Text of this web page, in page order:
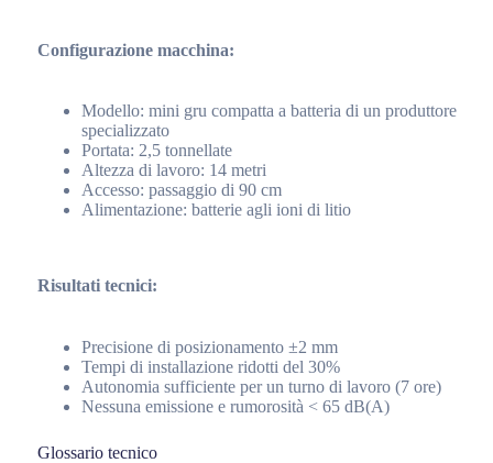
Configurazione macchina:
Modello: mini gru compatta a batteria di un produttore
specializzato
Portata: 2,5 tonnellate
Altezza di lavoro: 14 metri
Accesso: passaggio di 90 cm
Alimentazione: batterie agli ioni di litio
Risultati tecnici:
Precisione di posizionamento ±2 mm
Tempi di installazione ridotti del 30%
Autonomia sufficiente per un turno di lavoro (7 ore)
Nessuna emissione e rumorosità < 65 dB(A)
Glossario tecnico